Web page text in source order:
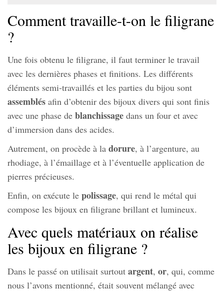
Comment travaille-t-on le filigrane
?
Une fois obtenu le filigrane, il faut terminer le travail
avec les dernières phases et finitions. Les différents
éléments semi-travaillés et les parties du bijou sont
assemblés afin d’obtenir des bijoux divers qui sont finis
avec une phase de blanchissage dans un four et avec
d’immersion dans des acides.
Autrement, on procède à la dorure, à l’argenture, au
rhodiage, à l’émaillage et à l’éventuelle application de
pierres précieuses.
Enfin, on exécute le polissage, qui rend le métal qui
compose les bijoux en filigrane brillant et lumineux.
Avec quels matériaux on réalise
les bijoux en filigrane ?
Dans le passé on utilisait surtout argent, or, qui, comme
nous l’avons mentionné, était souvent mélangé avec